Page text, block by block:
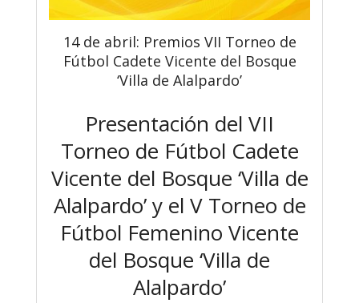
14 de abril: Premios VII Torneo de
Fútbol Cadete Vicente del Bosque
‘Villa de Alalpardo’
Presentación del VII
Torneo de Fútbol Cadete
Vicente del Bosque ‘Villa de
Alalpardo’ y el V Torneo de
Fútbol Femenino Vicente
del Bosque ‘Villa de
Alalpardo’